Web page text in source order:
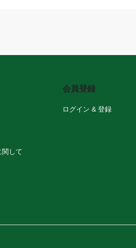
関して
会員登録
ログイン & 登録